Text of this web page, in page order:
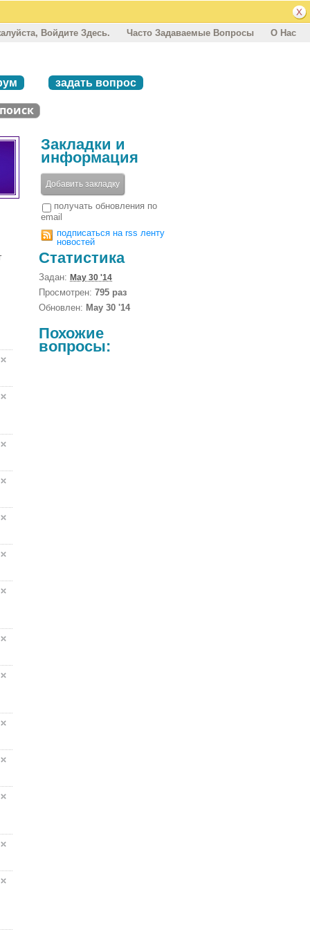
Войдите Здесь. Часто Задаваемые Вопросы О Нас
задать вопрос
Закладки и
информация
Добавить закладку
получать обновления по
email
подписаться на rss ленту
новостей
Статистика
Задан: May 30 '14
Просмотрен: 795 раз
Обновлен: May 30 '14
Похожие
вопросы: